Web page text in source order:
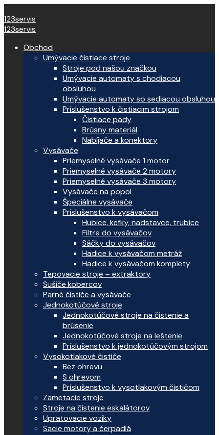
123servis
123servis
Obchod
Umývacie čistiace stroje
Stroje pod našou značkou
Umývacie automaty s chodiacou
obsluhou
Umývacie automaty so sediacou obsluhou
Príslušenstvo k čistiacim strojom
Čistiace pady
Brúsny materiál
Nabíjače a konektory
Vysávače
Priemyselné vysávače 1 motor
Priemyselné vysávače 2 motory
Priemyselné vysávače 3 motory
Vysávače na popol
Špeciálne vysávače
Príslušenstvo k vysávačom
Hubice, kefky, nadstavce, trubice
Filtre do vysávačov
Sáčky do vysávačov
Hadice k vysávačom metráž
Hadice k vysávačom komplety
Tepovacie stroje – extraktory
Sušiče kobercov
Parné čističe a vysávače
Jednokotúčové stroje
Jednokotúčové stroje na čistenie a
brúsenie
Jednokotúčové stroje na leštenie
Príslušenstvo k jednokotúčovým strojom
Vysokotlakové čističe
Bez ohrevu
S ohrevom
Príslušenstvo k vysotlakovým čističom
Zametacie stroje
Stroje na čistenie eskalátorov
Upratovacie vozíky
Sacie motory a čerpadlá